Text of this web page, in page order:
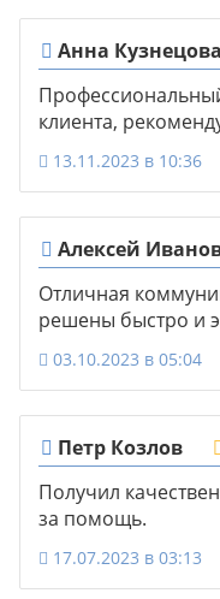
Анна Кузнецова
клиента,
13.11.2023 в 10:36
Алексей
Отличная
решены быстро и
03.10.2023 в 05:04
Петр Козлов
Получил
за помощь.
17.07.2023 в 03:13